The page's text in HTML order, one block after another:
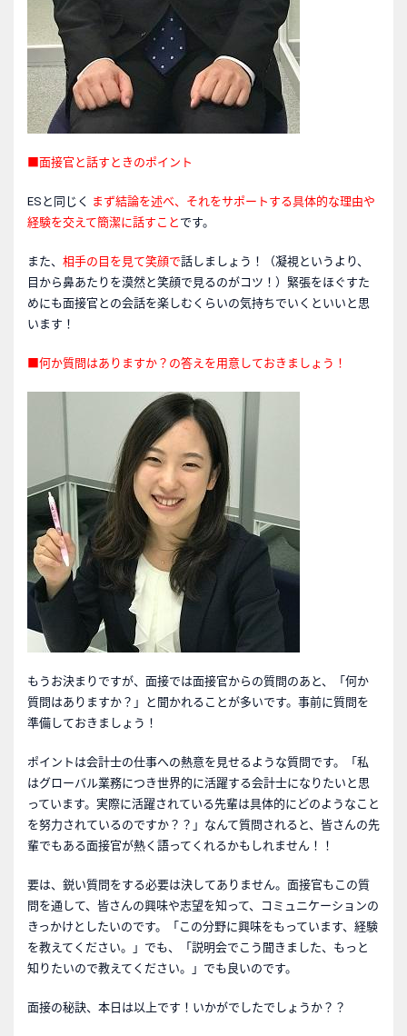
■面接官と話すときのポイント
ESと同じく まず結論を述べ、それをサポートする具体的な理由や
経験を交えて簡潔に話すこと です。
また、 相手の目を見て笑顔で話しましょう！（凝視というより、
目から鼻あたりを漠然と笑顔で見るのがコツ！）緊張をほぐすた
めにも面接官との会話を楽しむくらいの気持ちでいくといいと思
います！
■何か質問はありますか？の答えを用意しておきましょう！
もうお決まりですが、面接では面接官からの質問のあと、「何か
質問はありますか？」と聞かれることが多いです。事前に質問を
準備しておきましょう！
ポイントは会計士の仕事への熱意を見せるような質問です。「私
はグローバル業務につき世界的に活躍する会計士になりたいと思
っています。実際に活躍されている先輩は具体的にどのようなこと
を努力されているのですか？？」なんて質問されると、皆さんの先
輩でもある面接官が熱く語ってくれるかもしれません！！
要は、鋭い質問をする必要は決してありません。面接官もこの質
問を通して、皆さんの興味や志望を知って、コミュニケーションの
きっかけとしたいのです。「この分野に興味をもっています、経験
を教えてください。」でも、「説明会でこう聞きました、もっと
知りたいので教えてください。」でも良いのです。
面接の秘訣、本日は以上です！いかがでしたでしょうか？？